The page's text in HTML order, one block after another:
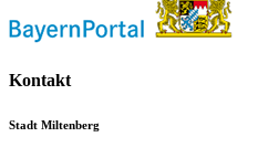
Kontakt
Stadt Miltenberg